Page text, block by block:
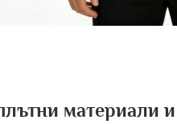
материали